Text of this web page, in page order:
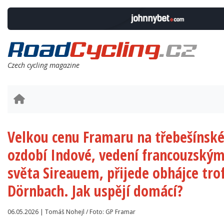
Czech cycling magazine
Velkou cenu Framaru na
ozdobí Indové, vedení
světa Sireauem, přijede obhájce
Dörnbach. Jak uspějí domácí?
06.05.2026 | Tomáš Nohejl / Foto: GP Framar